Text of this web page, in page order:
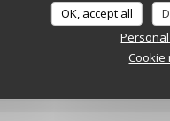
OK, accept all
Cookie